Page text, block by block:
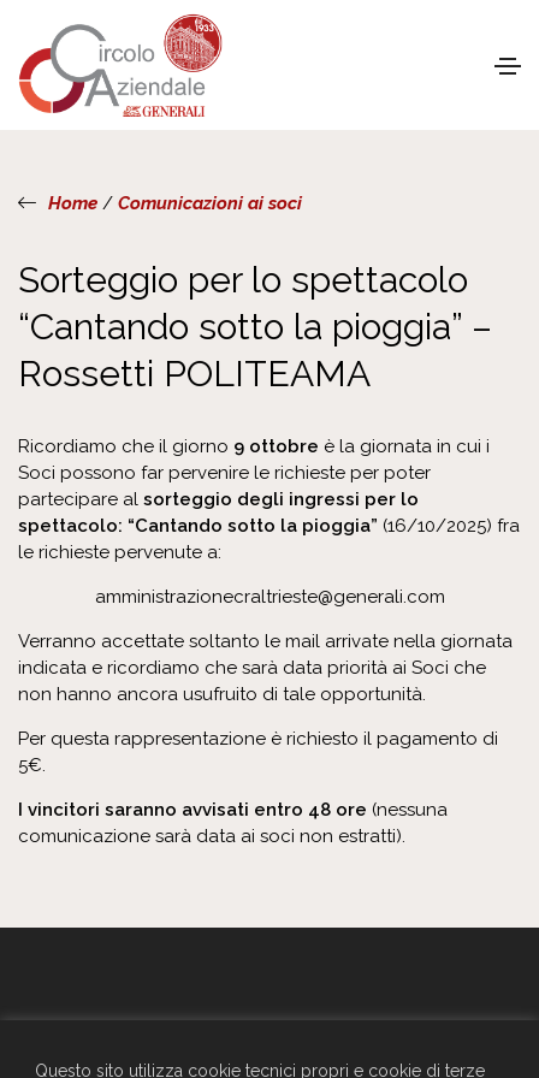
Questo sito utilizza cookie tecnici propri e cookie di terze
Home/ Comunicazioni ai soci
Sorteggio per lo spettacolo
“Cantando sotto la pioggia” –
Rossetti POLITEAMA
Ricordiamo che il giorno 9 ottobre è la giornata in cui i
Soci possono far pervenire le richieste per poter
partecipare al sorteggio degli ingressi per lo
spettacolo: “Cantando sotto la pioggia” (16/10/2025) fra
le richieste pervenute a:
amministrazionecraltrieste@generali.com
Verranno accettate soltanto le mail arrivate nella giornata
indicata e ricordiamo che sarà data priorità ai Soci che
non hanno ancora usufruito di tale opportunità.
Per questa rappresentazione è richiesto il pagamento di
5€.
I vincitori saranno avvisati entro 48 ore (nessuna
comunicazione sarà data ai soci non estratti).
SEDE SOCIALE